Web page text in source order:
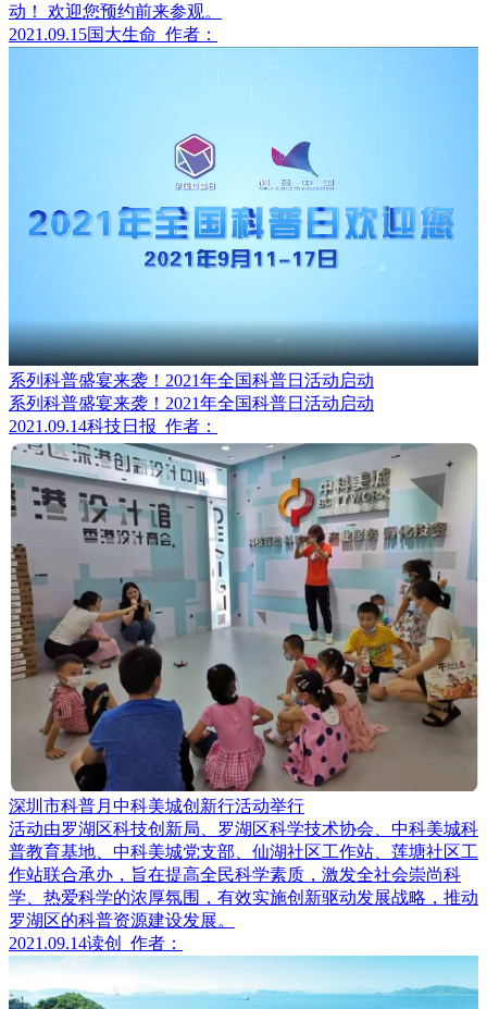
动！ 欢迎您预约前来参观。
2021.09.15国大生命 作者：
系列科普盛宴来袭！2021年全国科普日活动启动
系列科普盛宴来袭！2021年全国科普日活动启动
2021.09.14科技日报 作者：
深圳市科普月中科美城创新行活动举行
活动由罗湖区科技创新局、罗湖区科学技术协会、中科美城科
普教育基地、中科美城党支部、仙湖社区工作站、莲塘社区工
作站联合承办，旨在提高全民科学素质，激发全社会崇尚科
学、热爱科学的浓厚氛围，有效实施创新驱动发展战略，推动
罗湖区的科普资源建设发展。
2021.09.14读创 作者：